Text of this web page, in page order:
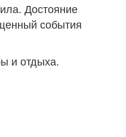
Достояние
события
и отдыха.